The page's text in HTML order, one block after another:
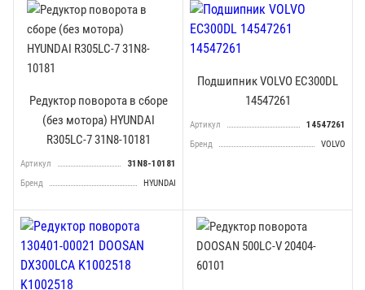
Редуктор поворота в сборе
(без мотора) HYUNDAI
R305LC-7 31N8-10181
Артикул
31N8-10181
Бренд
HYUNDAI
Подшипник VOLVO EC300DL
14547261
Артикул
14547261
Бренд
VOLVO